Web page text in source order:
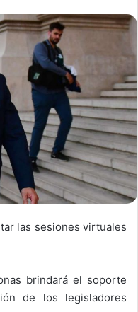
las sesiones virtuales
brindará el soporte
de los legisladores